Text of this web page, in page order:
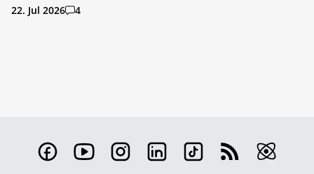
22. Jul 2026 4